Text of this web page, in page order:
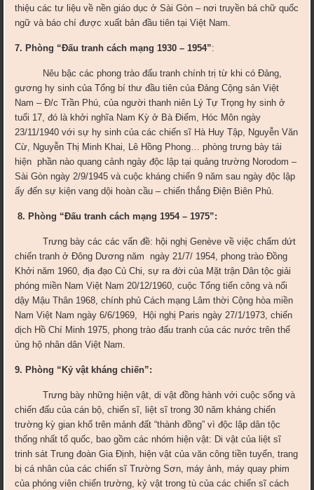
thiệu các tư liệu về nền giáo dục ở Sài Gòn – nơi truyền bá chữ quốc
ngữ và báo chí được xuất bản đầu tiên tại Việt Nam.
7. Phòng “Đấu tranh cách mạng 1930 – 1954”:
Nêu bậc các phong trào đấu tranh chính trị từ khi có Đảng,
gương hy sinh của Tổng bí thư đầu tiên của Đảng Cộng sản Việt
Nam – Đ/c Trần Phú, của người thanh niên Lý Tự Trọng hy sinh ở
tuổi 17, đó là khởi nghĩa Nam Kỳ ở Bà Điểm, Hóc Môn ngày
23/11/1940 với sự hy sinh của các chiến sĩ Hà Huy Tập, Nguyễn Văn
Cừ, Nguyễn Thị Minh Khai, Lê Hồng Phong… phòng trưng bày tái
hiện phần nào quang cảnh ngày độc lập tại quảng trường Norodom –
Sài Gòn ngày 2/9/1945 và cuộc kháng chiến 9 năm sau ngày độc lập
ấy đến sự kiện vang dội hoàn cầu – chiến thắng Điện Biên Phủ.
8. Phòng “Đấu tranh cách mạng 1954 – 1975”:
Trưng bày các các vấn đề: hội nghị Genève về việc chấm dứt
chiến tranh ở Đông Dương năm ngày 21/7/ 1954, phong trào Đồng
Khởi năm 1960, địa đạo Củ Chi, sự ra đời của Mặt trận Dân tộc giải
phóng miền Nam Việt Nam 20/12/1960, cuộc Tổng tiến công và nổi
dậy Mậu Thân 1968, chính phủ Cách mạng Lâm thời Cộng hòa miền
Nam Việt Nam ngày 6/6/1969, Hội nghị Paris ngày 27/1/1973, chiến
dịch Hồ Chí Minh 1975, phong trào đấu tranh của các nước trên thế
ủng hộ nhân dân Việt Nam.
9. Phòng “Kỷ vật kháng chiến”:
Trưng bày những hiện vật, di vật đồng hành với cuộc sống và
chiến đấu của cán bộ, chiến sĩ, liệt sĩ trong 30 năm kháng chiến
trường kỳ gian khổ trên mảnh đất “thành đồng” vì độc lập dân tộc
thống nhất tổ quốc, bao gồm các nhóm hiện vật: Di vật của liệt sĩ
trinh sát Trung đoàn Gia Định, hiện vật của văn công tiền tuyến, trang
bị cá nhân của các chiến sĩ Trường Sơn, máy ảnh, máy quay phim
của phóng viên chiến trường, kỷ vật trong tù của các chiến sĩ cách